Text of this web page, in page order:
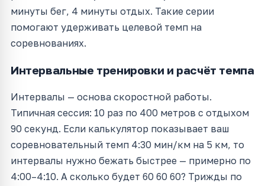
минуты бег, 4 минуты отдых. Такие серии
помогают удерживать целевой темп на
соревнованиях.
Интервальные тренировки и расчёт темпа
Интервалы — основа скоростной работы.
Типичная сессия: 10 раз по 400 метров с отдыхом
90 секунд. Если калькулятор показывает ваш
соревновательный темп 4:30 мин/км на 5 км, то
интервалы нужно бежать быстрее — примерно по
4:00–4:10. А сколько будет 60 60 60? Трижды по